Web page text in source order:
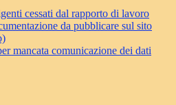
cessati dal rapporto di lavoro
da pubblicare sul sito
mancata comunicazione dei dati